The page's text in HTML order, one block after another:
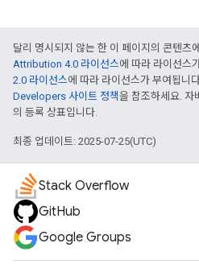
달리 명시되지 않는 한 이 페이지의 콘텐츠
Attribution 4.0 라이선스에 따라 라이선스
2.0 라이선스에 따라 라이선스가 부여됩니
Developers 사이트 정책을 참조하세요.
의 등록 상표입니다.
최종 업데이트: 2025-07-25(UTC)
Stack Overflow
GitHub
Google Groups